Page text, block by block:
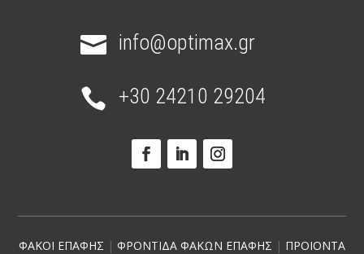
 info@optimax.gr
 +30 24210 29204
ΦΑΚΟΙ ΕΠΑΦΗΣ | ΦΡΟΝΤΙΔΑ ΦΑΚΩΝ ΕΠΑΦΗΣ | ΠΡΟΙΟΝΤΑ